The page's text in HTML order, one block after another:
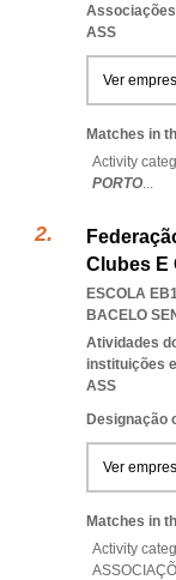
ASS
Ver
Matches in
Activity
PORTO...
Clubes E
ESCOLA
BACELO
Atividades
instituições
ASS
Designação
Ver
Matches in
Activity